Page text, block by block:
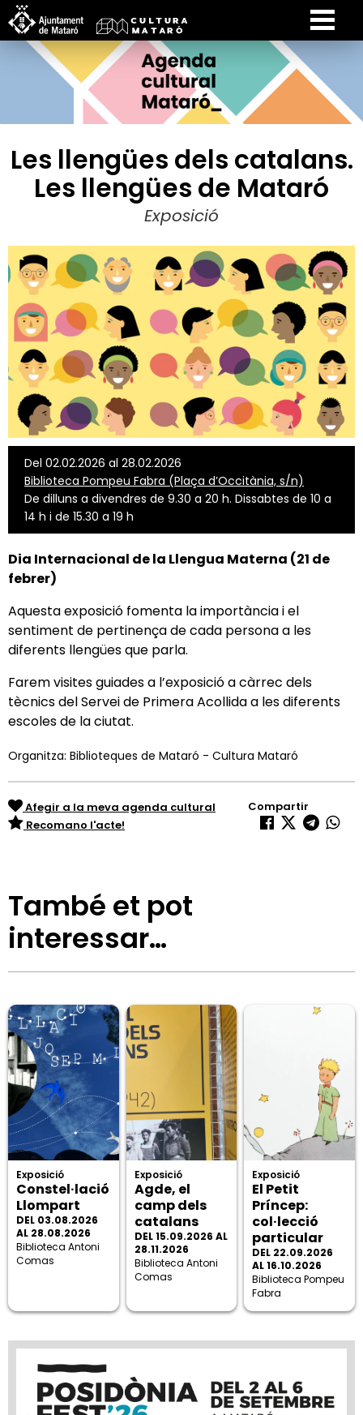
Les llengües dels catalans.
Les llengües de Mataró
Exposició
Del 02.02.2026 al 28.02.2026
Biblioteca Pompeu Fabra (Plaça d’Occitània, s/n)
De dilluns a divendres de 9.30 a 20 h. Dissabtes de 10 a
14 h i de 15.30 a 19 h
Dia Internacional de la Llengua Materna (21 de
febrer)
Aquesta exposició fomenta la importància i el
sentiment de pertinença de cada persona a les
diferents llengües que parla.
Farem visites guiades a l’exposició a càrrec dels
tècnics del Servei de Primera Acollida a les diferents
escoles de la ciutat.
Organitza: Biblioteques de Mataró - Cultura Mataró
Afegir a la meva agenda cultural
Recomano l'acte!
Compartir
També et pot
interessar…
Exposició
Constel·lació
Llompart
DEL 03.08.2026
AL 28.08.2026
Biblioteca Antoni
Comas
Exposició
Agde, el
camp dels
catalans
DEL 15.09.2026 AL
28.11.2026
Biblioteca Antoni
Comas
Exposició
El Petit
Príncep:
col·lecció
particular
DEL 22.09.2026
AL 16.10.2026
Biblioteca Pompeu
Fabra